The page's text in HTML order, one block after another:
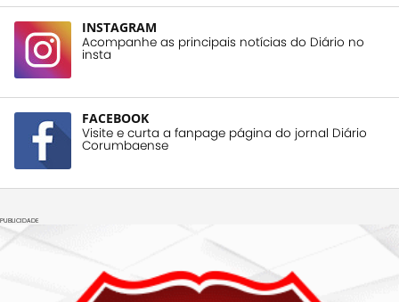
INSTAGRAM
Acompanhe as principais notícias do Diário no
insta
FACEBOOK
Visite e curta a fanpage página do jornal Diário
Corumbaense
PUBLICIDADE